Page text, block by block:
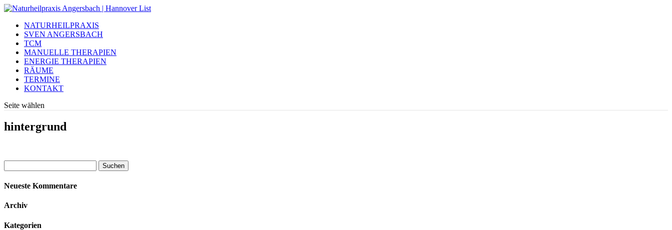
NATURHEILPRAXIS
SVEN ANGERSBACH
TCM
MANUELLE THERAPIEN
ENERGIE THERAPIEN
RÄUME
TERMINE
KONTAKT
Seite wählen
hintergrund
nach:
Neueste Kommentare
Archiv
Kategorien